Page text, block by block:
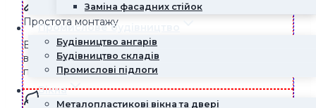
Заміна фасадних стійок
Промислове будівництво
Будівництво ангарів
Будівництво складів
Промислові підлоги
Вікна
Металопластикові вікна та двері
Простота монтажу
Встановлення металочерепиці відносно просте, і
вона може бути швидко і ефективно укладена
професійними покрівельниками.